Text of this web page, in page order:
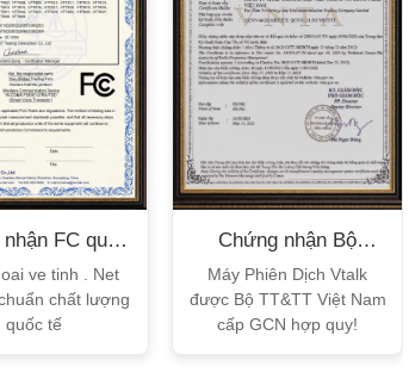
FC quốc
tế
ve tinh . Net
chất lượng
quốc tế
Chứng nhận Bộ
TT&TT
Máy Phiên Dịch Vtalk
được Bộ TT&TT Việt Nam
cấp GCN hợp quy!